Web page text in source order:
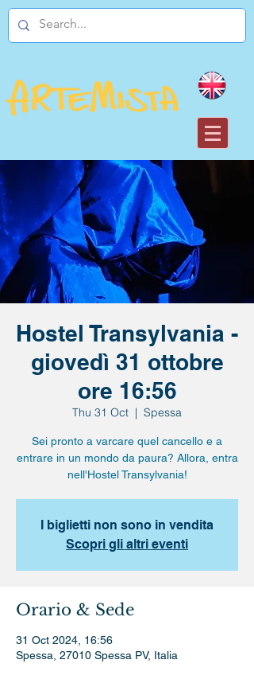
Hostel Transylvania -
giovedì 31 ottobre
ore 16:56
Thu 31 Oct
  |
Spessa
Sei pronto a varcare quel cancello e a
entrare in un mondo da paura? Allora, entra
nell'Hostel Transylvania!
I biglietti non sono in vendita
Scopri gli altri eventi
Orario & Sede
31 Oct 2024, 16:56
Spessa, 27010 Spessa PV, Italia